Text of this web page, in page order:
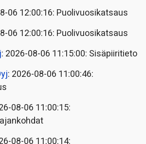
06 12:00:16: Puolivuosikatsaus
06 12:00:16: Puolivuosikatsaus
: 2026-08-06 11:15:00: Sisäpiiritieto
: 2026-08-06 11:00:46:
08-06 11:00:15:
08-06 11:00:14: